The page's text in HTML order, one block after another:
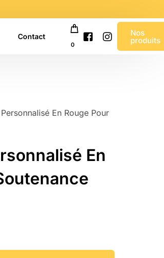
Contact
0
Nos
produits
En Rouge Pour
En